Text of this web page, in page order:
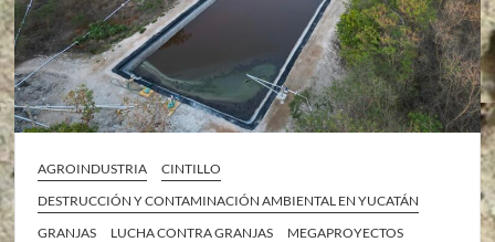
AGROINDUSTRIA
CINTILLO
DESTRUCCIÓN Y CONTAMINACIÓN AMBIENTAL EN YUCATÁN
GRANJAS
LUCHA CONTRA GRANJAS
MEGAPROYECTOS